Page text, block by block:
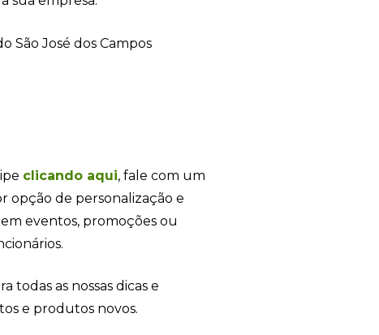
clicando aqui, fale com um
opção de personalização e
eventos, promoções ou
todas as nossas dicas e
e produtos novos.